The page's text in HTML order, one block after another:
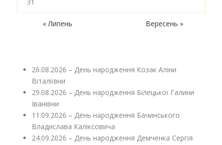
« Липень Вересень »
26.08.2026 – День народження Козак Аліни
Віталіївни
29.08.2026 – День народження Білецької Галини
Іванівни
11.09.2026 – День народження Бачинського
Владислава Каліксовича
24.09.2026 – День народження Демченка Сергія